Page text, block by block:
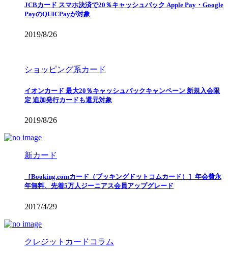
JCBカード スマホ決済で20％キャッシュバック Apple Pay・Google
PayのQUICPayが対象
2019/8/26
ショッピング系カード
イオンカード 最大20％キャッシュバックキャンペーン 新規入会限
定 追加発行カードも還元対象
2019/8/26
新カード
［Booking.comカード（ブッキングドットコムカード）］年会費永
年無料、先着5万人ジーニアス会員アップグレード
2017/4/29
クレジットカードコラム